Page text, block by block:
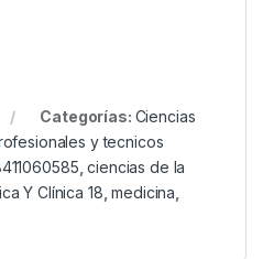
Categorías: Ciencias
y tecnicos
,ciencias de la
Y Clínica 18 ,medicina